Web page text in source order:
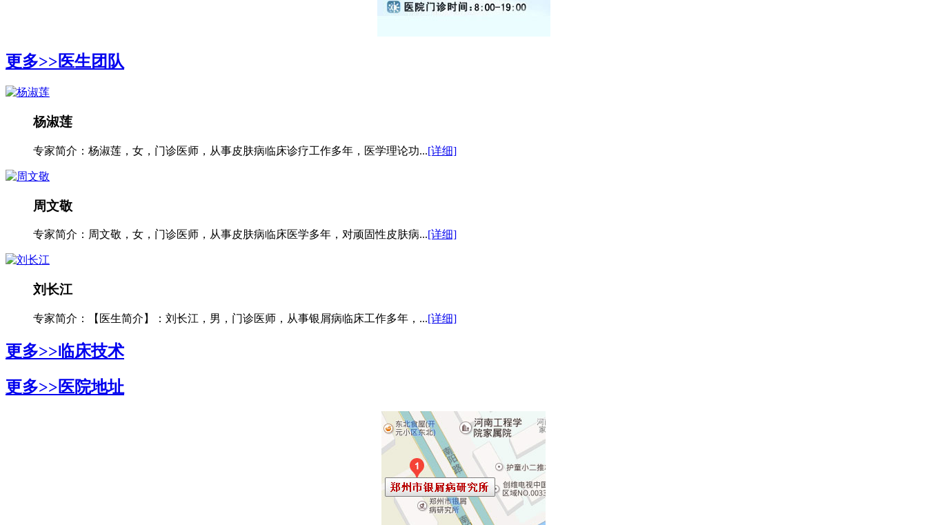
更多>>医生团队
杨淑莲
专家简介：杨淑莲，女，门诊医师，从事皮肤病临床诊疗工作多年，医学理论功...[详细]
周文敬
专家简介：周文敬，女，门诊医师，从事皮肤病临床医学多年，对顽固性皮肤病...[详细]
刘长江
专家简介：【医生简介】：刘长江，男，门诊医师，从事银屑病临床工作多年，...[详细]
更多>>临床技术
更多>>医院地址